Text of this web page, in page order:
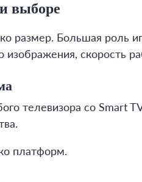
выборе
размер. Большая роль
скорость
телевизора со Smart
платформ.